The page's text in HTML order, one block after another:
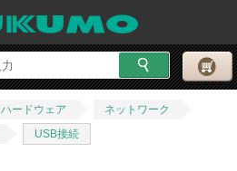
ハードウェア
ネットワーク
USB接続